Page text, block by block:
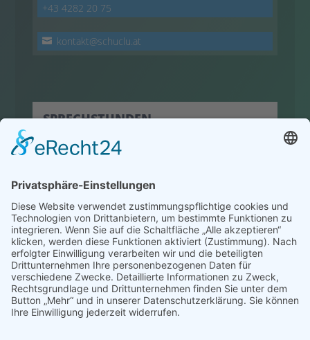
+43 4282 20 75
kontakt@schuclu.at
SPRECHSTUNDEN
hier klicken
© 2022 HLW Hermagor
Powered byCreativomedia GmbH